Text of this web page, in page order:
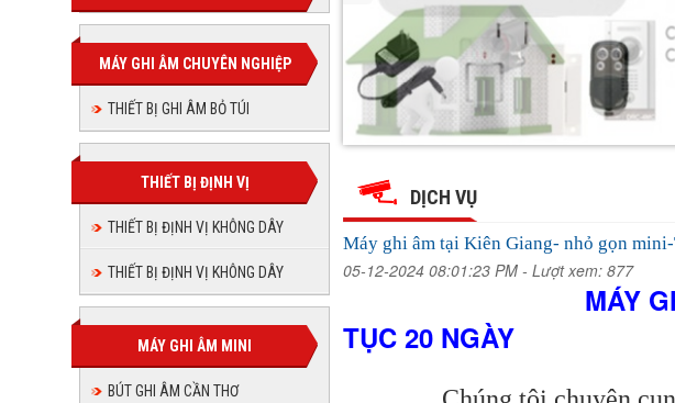
MÁY GHI ÂM CHUYÊN NGHIỆP
THIẾT BỊ GHI ÂM BỎ TÚI
THIẾT BỊ ĐỊNH VỊ
THIẾT BỊ ĐỊNH VỊ KHÔNG DÂY
THIẾT BỊ ĐỊNH VỊ KHÔNG DÂY
MÁY GHI ÂM MINI
BÚT GHI ÂM CẦN THƠ
Máy
ghi
âm
tại
Kiên
Giang-
Máy
ghi
âm
tại
Giang-
Máy
ghi
âm
tại
Kiên
nhỏ
gọn
Máy
âm
tại
Kiên
Giang-
nhỏ
mini-
Tại
TP
Máy
âm
Kiên
Giang-
nhỏ
gọn
Rạch
Gía
Máy
Giang-
nhỏ
gọn
mini-
Tại
DỊCH VỤ
Máy ghi âm tại Kiên Giang- nhỏ gọn mini-
05-12-2024 08:01:23 PM - Lượt xem: 877
MÁY
TỤC 20 NGÀY